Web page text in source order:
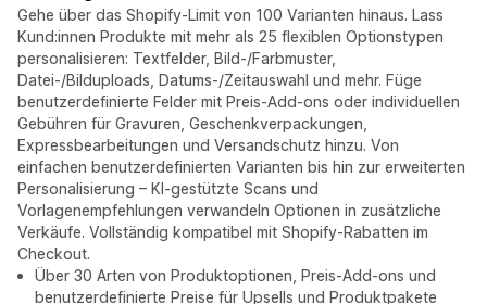
Gehe über das Shopify-Limit von 100 Varianten hinaus. Lass
Kund:innen Produkte mit mehr als 25 flexiblen Optionstypen
personalisieren: Textfelder, Bild-/Farbmuster,
Datei-/Bilduploads, Datums-/Zeitauswahl und mehr. Füge
benutzerdefinierte Felder mit Preis-Add-ons oder individuellen
Gebühren für Gravuren, Geschenkverpackungen,
Expressbearbeitungen und Versandschutz hinzu. Von
einfachen benutzerdefinierten Varianten bis hin zur erweiterten
Personalisierung – KI-gestützte Scans und
Vorlagenempfehlungen verwandeln Optionen in zusätzliche
Verkäufe. Vollständig kompatibel mit Shopify-Rabatten im
Checkout.
Über 30 Arten von Produktoptionen, Preis-Add-ons und
benutzerdefinierte Preise für Upsells und Produktpakete